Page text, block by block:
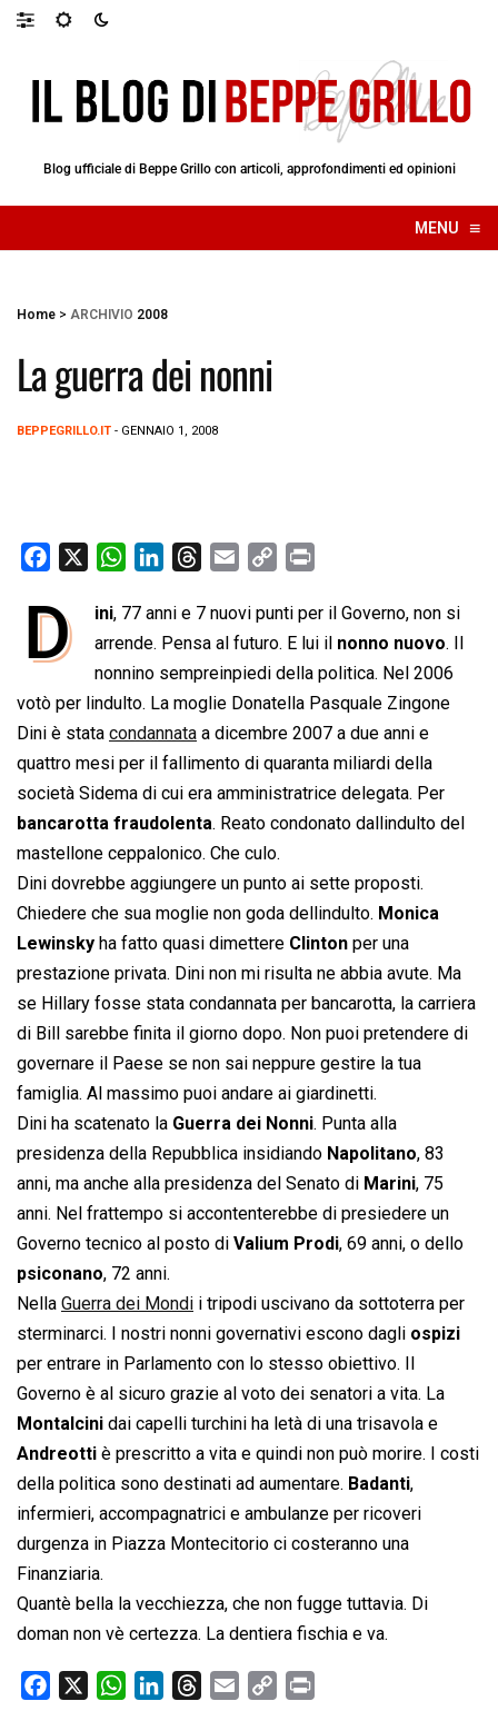
Blog ufficiale di Beppe Grillo con articoli, approfondimenti ed opinioni
MENU ≡
☰
Home > ARCHIVIO 2008
La guerra dei nonni
BEPPEGRILLO.IT - GENNAIO 1, 2008
c
e
o
o
k
W
a
t
s
A
p
p
n
k
e
d
I
n
r
e
a
d
s
a
i
l
p
y
L
i
n
k
i
n
t
D ini, 77 anni e 7 nuovi punti per il Governo, non si
arrende. Pensa al futuro. E lui il nonno nuovo. Il
nonnino sempreinpiedi della politica. Nel 2006
votò per lindulto. La moglie Donatella Pasquale Zingone
Dini è stata condannata a dicembre 2007 a due anni e
quattro mesi per il fallimento di quaranta miliardi della
società Sidema di cui era amministratrice delegata. Per
bancarotta fraudolenta. Reato condonato dallindulto del
mastellone ceppalonico. Che culo.
Dini dovrebbe aggiungere un punto ai sette proposti.
Chiedere che sua moglie non goda dellindulto. Monica
Lewinsky ha fatto quasi dimettere Clinton per una
prestazione privata. Dini non mi risulta ne abbia avute. Ma
se Hillary fosse stata condannata per bancarotta, la carriera
di Bill sarebbe finita il giorno dopo. Non puoi pretendere di
governare il Paese se non sai neppure gestire la tua
famiglia. Al massimo puoi andare ai giardinetti.
Dini ha scatenato la Guerra dei Nonni. Punta alla
presidenza della Repubblica insidiando Napolitano, 83
anni, ma anche alla presidenza del Senato di Marini, 75
anni. Nel frattempo si accontenterebbe di presiedere un
Governo tecnico al posto di Valium Prodi, 69 anni, o dello
psiconano, 72 anni.
Nella Guerra dei Mondi i tripodi uscivano da sottoterra per
sterminarci. I nostri nonni governativi escono dagli ospizi
per entrare in Parlamento con lo stesso obiettivo. Il
Governo è al sicuro grazie al voto dei senatori a vita. La
Montalcini dai capelli turchini ha letà di una trisavola e
Andreotti è prescritto a vita e quindi non può morire. I costi
della politica sono destinati ad aumentare. Badanti,
infermieri, accompagnatrici e ambulanze per ricoveri
durgenza in Piazza Montecitorio ci costeranno una
Finanziaria.
Quantè bella la vecchiezza, che non fugge tuttavia. Di
doman non vè certezza. La dentiera fischia e va.
W